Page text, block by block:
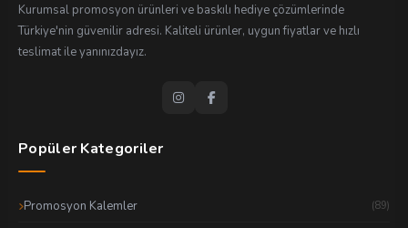
Kurumsal promosyon ürünleri ve baskılı hediye çözümlerinde
Türkiye'nin güvenilir adresi. Kaliteli ürünler, uygun fiyatlar ve hızlı
teslimat ile yanınızdayız.
Popüler Kategoriler
Promosyon Kalemler (89)